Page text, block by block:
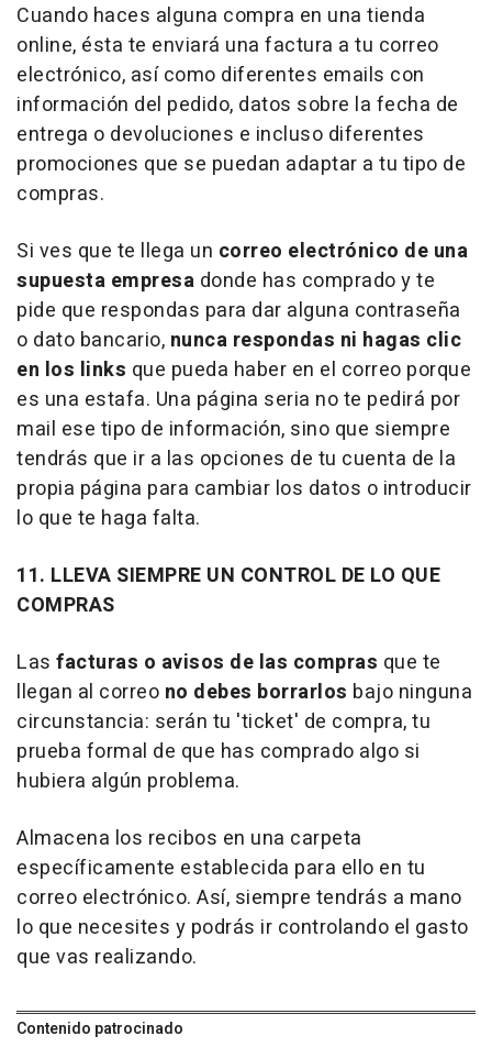
Cuando haces alguna compra en una tienda
online, ésta te enviará una factura a tu correo
electrónico, así como diferentes emails con
información del pedido, datos sobre la fecha de
entrega o devoluciones e incluso diferentes
promociones que se puedan adaptar a tu tipo de
compras.
Si ves que te llega un correo electrónico de una
supuesta empresa donde has comprado y te
pide que respondas para dar alguna contraseña
o dato bancario, nunca respondas ni hagas clic
en los links que pueda haber en el correo porque
es una estafa. Una página seria no te pedirá por
mail ese tipo de información, sino que siempre
tendrás que ir a las opciones de tu cuenta de la
propia página para cambiar los datos o introducir
lo que te haga falta.
11. LLEVA SIEMPRE UN CONTROL DE LO QUE
COMPRAS
Las facturas o avisos de las compras que te
llegan al correo no debes borrarlos bajo ninguna
circunstancia: serán tu 'ticket' de compra, tu
prueba formal de que has comprado algo si
hubiera algún problema.
Almacena los recibos en una carpeta
específicamente establecida para ello en tu
correo electrónico. Así, siempre tendrás a mano
lo que necesites y podrás ir controlando el gasto
que vas realizando.
Contenido patrocinado